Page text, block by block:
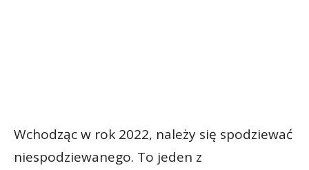
Wchodząc w rok 2022, należy się spodziewać
niespodziewanego. To jeden z